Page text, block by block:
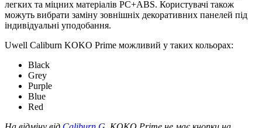
легких та міцних матеріалів PC+ABS. Користувачі також
можуть вибрати заміну зовнішніх декоративних панелей під
індивідуальні уподобання.
Uwell Caliburn KOKO Prime можливий у таких кольорах:
Black
Grey
Purple
Blue
Red